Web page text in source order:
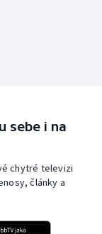
sebe i na
chytré televizi
články a